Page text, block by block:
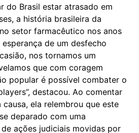
do Brasil estar atrasado em
a história brasileira da
setor farmacêutico nos anos
de um desfecho
nos tornamos um
que com coragem
popular é possível combater o
destacou. Ao comentar
ela relembrou que este
deparado com uma
de ações judiciais movidas por